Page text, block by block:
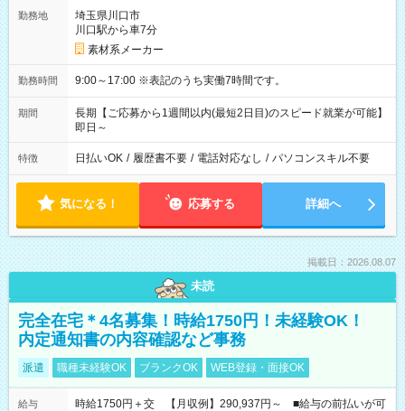
勤務地
埼玉県川口市
川口駅から車7分
素材系メーカー
勤務時間 9:00～17:00 ※表記のうち実働7時間です。
期間
長期【ご応募から1週間以内(最短2日目)のスピード就業が可能】
即日～
特徴 日払いOK / 履歴書不要 / 電話対応なし / パソコンスキル不要
気になる！ 応募する 詳細へ
掲載日：2026.08.07
未読
完全在宅＊4名募集！時給1750円！未経験OK！
内定通知書の内容確認など事務
派遣 職種未経験OK ブランクOK WEB登録・面接OK
給与
時給1750円＋交 【月収例】290,937円～ ■給与の前払いが可